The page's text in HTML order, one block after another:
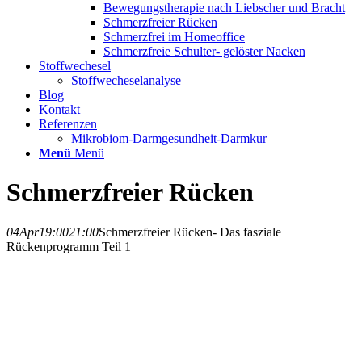
Bewegungstherapie nach Liebscher und Bracht
Schmerzfreier Rücken
Schmerzfrei im Homeoffice
Schmerzfreie Schulter- gelöster Nacken
Stoffwechesel
Stoffwecheselanalyse
Blog
Kontakt
Referenzen
Mikrobiom-Darmgesundheit-Darmkur
Menü Menü
Schmerzfreier Rücken
04Apr19:0021:00Schmerzfreier Rücken- Das fasziale
Rückenprogramm Teil 1